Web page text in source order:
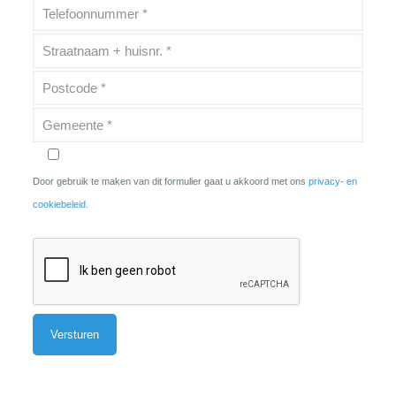
Door gebruik te maken van dit formulier gaat u akkoord met ons privacy- en
cookiebeleid.